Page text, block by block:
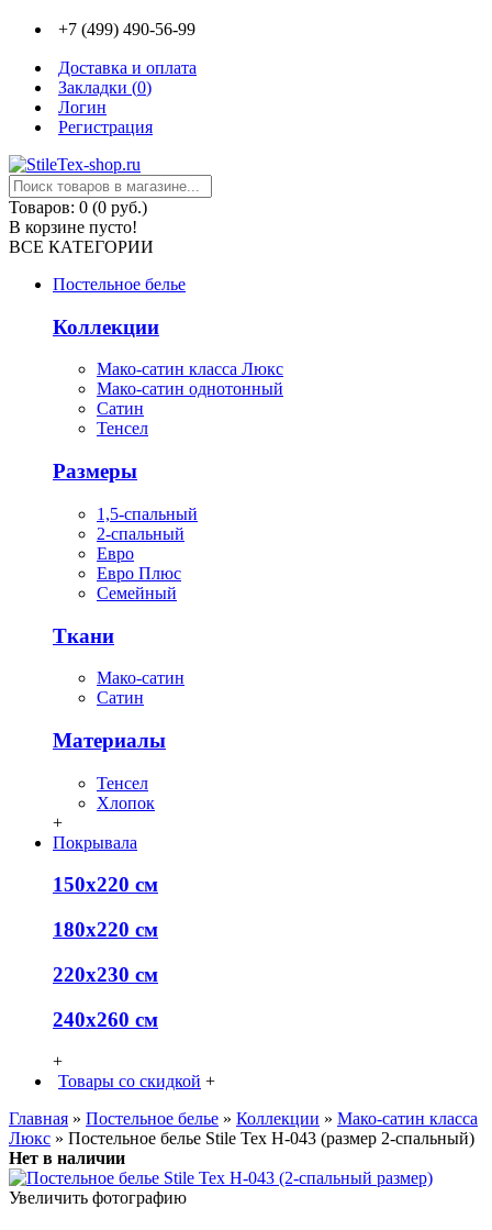
+7 (499) 490-56-99
Доставка и оплата
Закладки (0)
Логин
Регистрация
Товаров: 0 (0 руб.)
В корзине пусто!
ВСЕ КАТЕГОРИИ
Постельное белье
Коллекции
Мако-сатин класса Люкс
Мако-сатин однотонный
Сатин
Тенсел
Размеры
1,5-спальный
2-спальный
Евро
Евро Плюс
Семейный
Ткани
Мако-сатин
Сатин
Материалы
Тенсел
Хлопок
+
Покрывала
150х220 см
180х220 см
220х230 см
240х260 см
+
Товары со скидкой +
Главная » Постельное белье » Коллекции » Мако-сатин класса
Люкс » Постельное белье Stile Tex H-043 (размер 2-спальный)
Нет в наличии
Увеличить фотографию